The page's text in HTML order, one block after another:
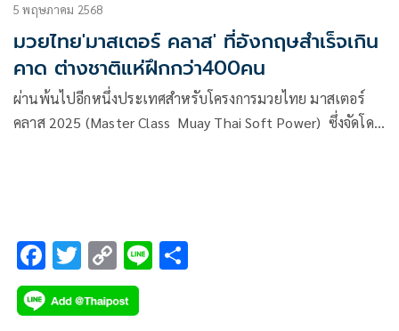
5 พฤษภาคม 2568
มวยไทย'มาสเตอร์ คลาส' ที่อังกฤษสำเร็จเกิน
คาด ต่างชาติแห่ฝึกกว่า400คน
ผ่านพ้นไปอีกหนึ่งประเทศสำหรับโครงการมวยไทย มาสเตอร์
คลาส 2025 (Master Class Muay Thai Soft Power) ซึ่งจัดโดย
และประเทศบราซิล
F
ac
e
T
wi
tt
C
o
p
Li